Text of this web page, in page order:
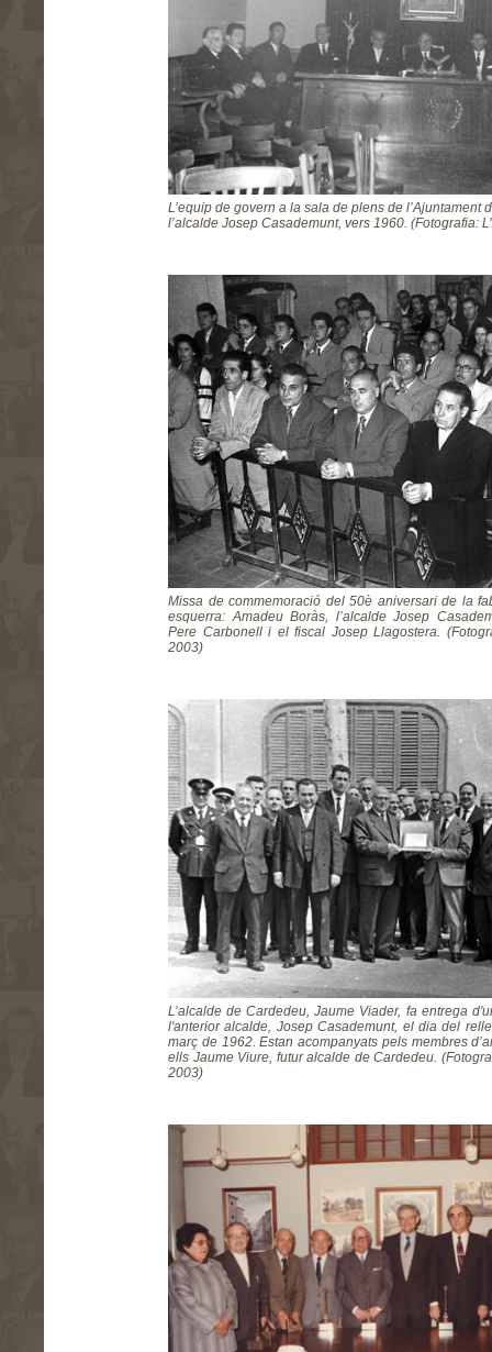
L’equip de govern a la sala de plens de l’Ajuntament
l’alcalde Josep Casademunt, vers 1960. (Fotografia:
Missa de commemoració del 50è aniversari de la
esquerra: Amadeu Boràs, l’alcalde Josep
Pere Carbonell i el fiscal Josep Llagostera.
2003)
L’alcalde de Cardedeu, Jaume Viader, fa entrega
l'anterior alcalde, Josep Casademunt, el dia del
març de 1962. Estan acompanyats pels membres
ells Jaume Viure, futur alcalde de Cardedeu.
2003)